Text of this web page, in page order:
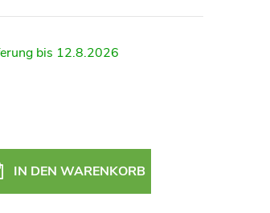
12.8.2026
IN DEN WARENKORB